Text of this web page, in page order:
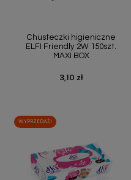
Chusteczki higieniczne
ELFI Friendly 2W 150szt.
MAXI BOX
Cena
3,10 zł
WYPRZEDAŻ!